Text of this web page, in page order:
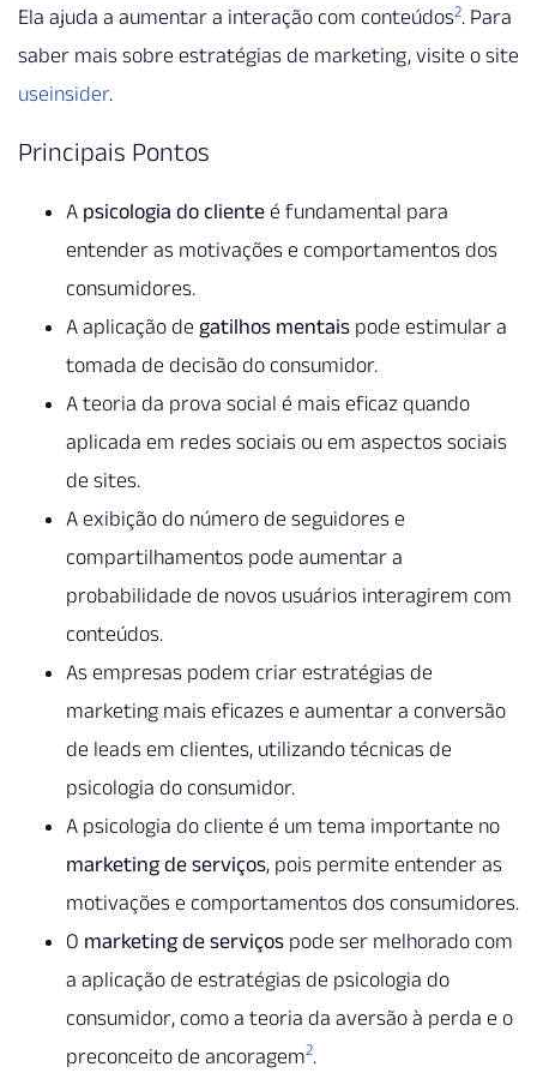
Ela ajuda a aumentar a interação com conteúdos2. Para
saber mais sobre estratégias de marketing, visite o site
useinsider.
Principais Pontos
A psicologia do cliente é fundamental para
entender as motivações e comportamentos dos
consumidores.
A aplicação de gatilhos mentais pode estimular a
tomada de decisão do consumidor.
A teoria da prova social é mais eficaz quando
aplicada em redes sociais ou em aspectos sociais
de sites.
A exibição do número de seguidores e
compartilhamentos pode aumentar a
probabilidade de novos usuários interagirem com
conteúdos.
As empresas podem criar estratégias de
marketing mais eficazes e aumentar a conversão
de leads em clientes, utilizando técnicas de
psicologia do consumidor.
A psicologia do cliente é um tema importante no
marketing de serviços, pois permite entender as
motivações e comportamentos dos consumidores.
O marketing de serviços pode ser melhorado com
a aplicação de estratégias de psicologia do
consumidor, como a teoria da aversão à perda e o
preconceito de ancoragem2.